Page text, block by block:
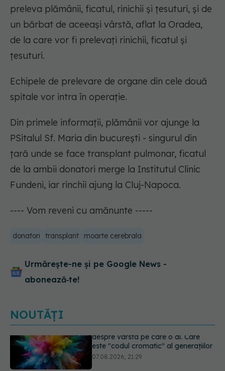
preleva plămânii, ficatul, rinichii și țesuturi, și de
un bărbat de aceeași vârstă, aflat la Oradea,
de la care vor fi prelevați rinichii, ficatul și
țesuturi.
Echipele de prelevare de organe din cele două
spitale vor intra în operație.
Din primele informații, plămânii vor ajunge la
PSitalul Sf. Maria din bucurești - singurul din
țară unde se face transplant pulmonar, ficatul
de la ambii donatori merge la Institutul Clinic
Fundeni, iar rinchii ajung la Cluj-Napoca.
---- Vom reveni cu amănunte -----
donatori transplant moarte cerebrala
Urmărește-ne și pe Google News -
abonează‑te!
NOUTĂȚI
EXCLUSIV Cancerele care pot fi
prevenite. Dr. Sorin Bogdan